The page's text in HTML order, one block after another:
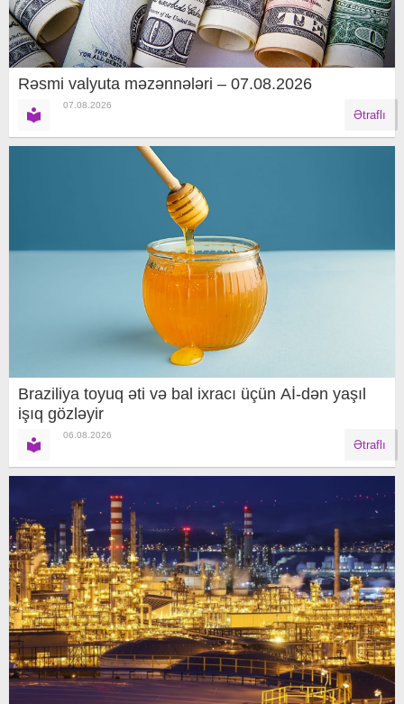
Rəsmi valyuta məzənnələri – 07.08.2026
07.08.2026
Ətraflı
Braziliya toyuq əti və bal ixracı üçün Aİ-dən yaşıl
işıq gözləyir
06.08.2026
Ətraflı